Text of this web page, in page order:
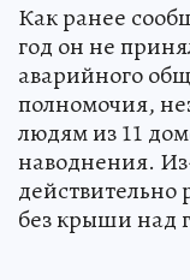
Как ранее
год он не
аварийного
полномочия,
людям из 11
наводнения.
действительно
без крыши над